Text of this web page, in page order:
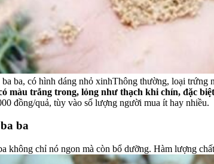
ba, có hình dáng nhỏ xinhThông thường, loại trứng
màu trắng trong, lỏng như thạch khi chín, đặc
đồng/quả, tùy vào số lượng người mua ít hay nhiều.
ba
không chỉ nó ngon mà còn bổ dưỡng. Hàm lượng